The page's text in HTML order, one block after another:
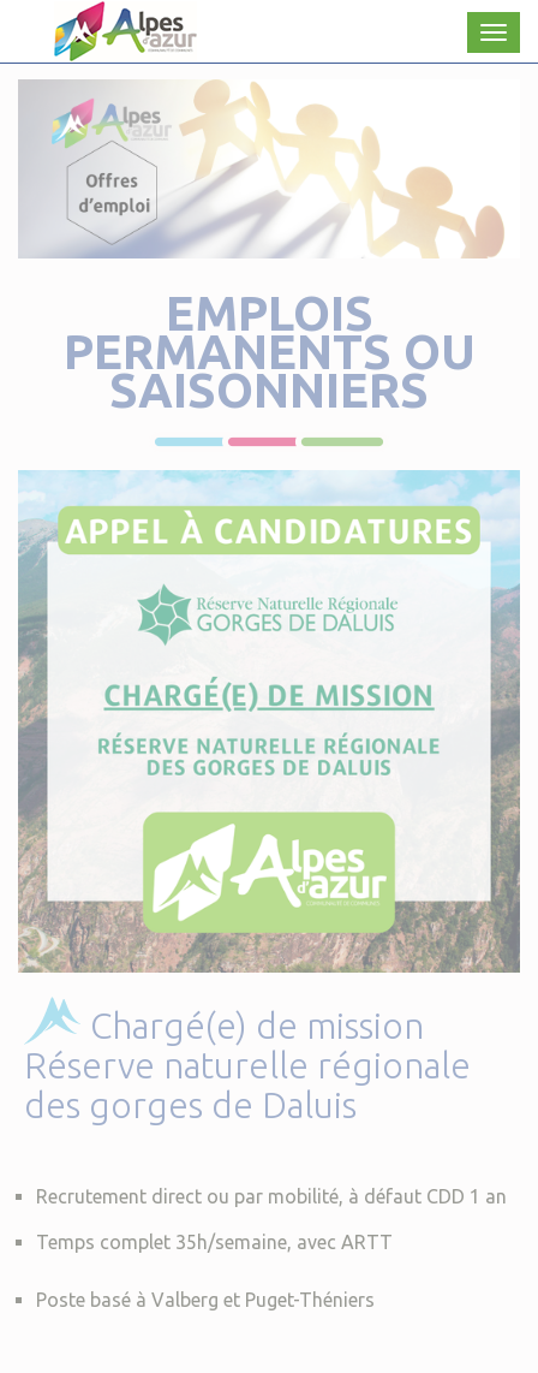
EMPLOIS
PERMANENTS OU
SAISONNIERS
Chargé(e) de mission
Réserve naturelle régionale
des gorges de Daluis
Recrutement direct ou par mobilité, à défaut CDD 1 an
Temps complet 35h/semaine, avec ARTT
Poste basé à Valberg et Puget-Théniers
Panneau de gestion des cookies